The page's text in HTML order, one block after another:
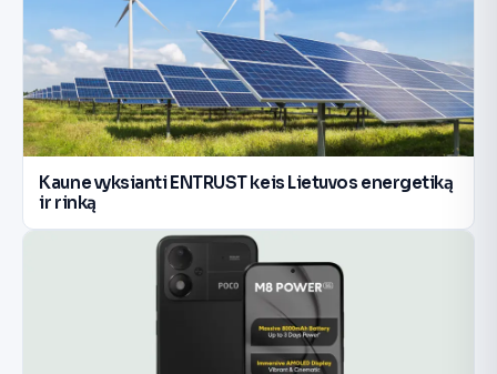
Kaune vyksianti ENTRUST keis Lietuvos energetiką
ir rinką